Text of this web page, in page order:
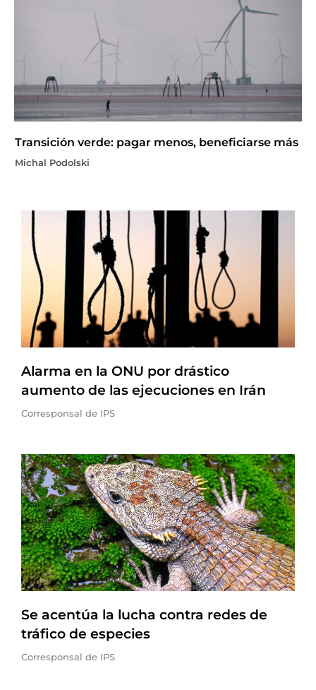
Transición verde: pagar menos, beneficiarse más
Michal Podolski
Alarma en la ONU por drástico
aumento de las ejecuciones en Irán
Corresponsal de IPS
Se acentúa la lucha contra redes de
tráfico de especies
Corresponsal de IPS